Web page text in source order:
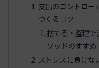
支出のコントロー
つくるコツ
捨てる・整理
ソッドのすすめ
ストレスに負けな